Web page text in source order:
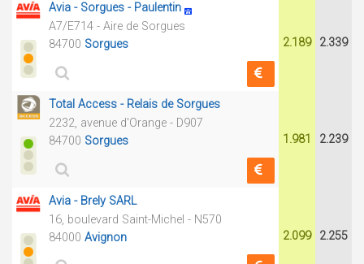
Avia - Sorgues - Paulentin
A7/E714 - Aire de Sorgues
84700 Sorgues 2.189 2.339
Total Access - Relais de Sorgues
2232, avenue d'Orange - D907
84700 Sorgues 1.981 2.239
Avia - Brely SARL
16, boulevard Saint-Michel - N570
84000 Avignon 2.099 2.255